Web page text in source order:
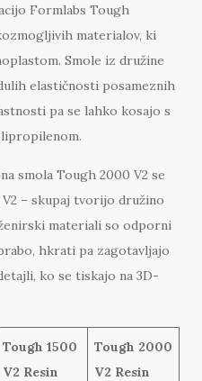
Formlabs Tough
materialov, ki
Smole iz družine
elastičnosti posameznih
pa se lahko kosajo s
smola Tough 2000 V2 se
– skupaj tvorijo družino
materiali so odporni
hkrati pa zagotavljajo
ko se tiskajo na 3D-
Tough 1500
V2 Resin
Tough 2000
V2 Resin